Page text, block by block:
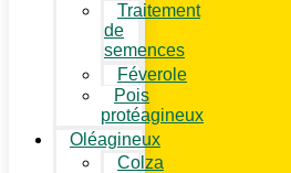
Traitement
de
semences
Féverole
Pois
protéagineux
Oléagineux
Colza